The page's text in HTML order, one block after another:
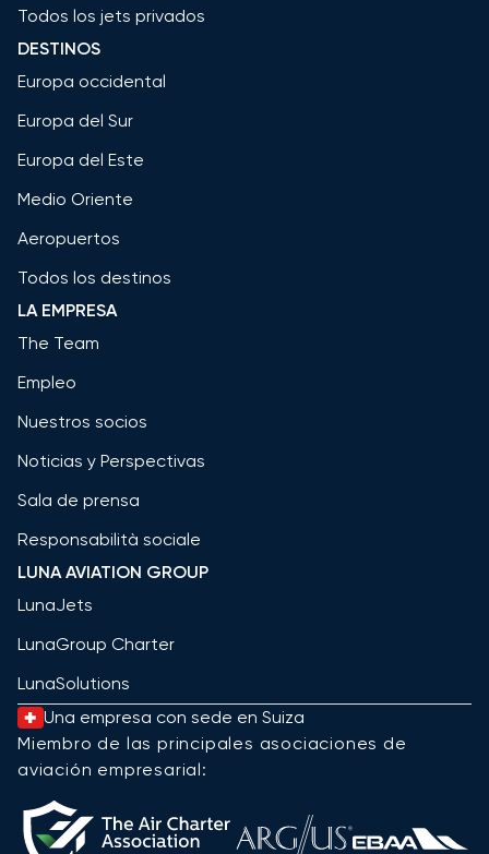
Todos los jets privados
DESTINOS
Europa occidental
Europa del Sur
Europa del Este
Medio Oriente
Aeropuertos
Todos los destinos
LA EMPRESA
The Team
Empleo
Nuestros socios
Noticias y Perspectivas
Sala de prensa
Responsabilità sociale
LUNA AVIATION GROUP
LunaJets
LunaGroup Charter
LunaSolutions
Una empresa con sede en Suiza
Miembro de las principales asociaciones de
aviación empresarial: